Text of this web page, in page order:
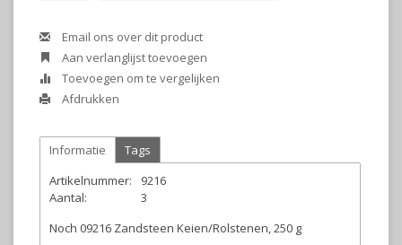
Email ons over dit product
Aan verlanglijst toevoegen
Toevoegen om te vergelijken
Afdrukken
Informatie
Tags
Artikelnummer:
9216
Aantal:
3
Noch 09216 Zandsteen Keien/Rolstenen, 250 g